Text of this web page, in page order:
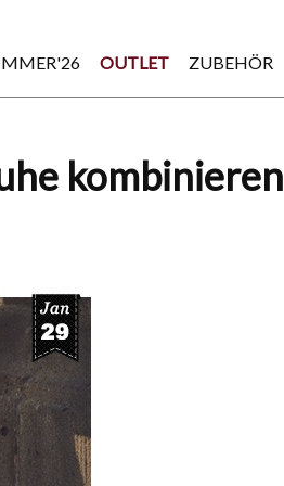
OUTLET ZUBEHÖR
kombinieren